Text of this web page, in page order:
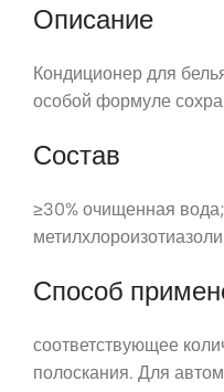
Описание
Кондиционер для
особой формуле
Состав
≥30% очищенная
Способ
соответствующее
полоскания. Для